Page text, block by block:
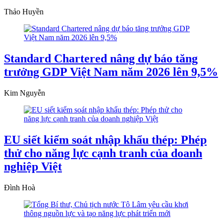
Thảo Huyền
Standard Chartered nâng dự báo tăng
trưởng GDP Việt Nam năm 2026 lên 9,5%
Kim Nguyễn
EU siết kiểm soát nhập khẩu thép: Phép
thử cho năng lực cạnh tranh của doanh
nghiệp Việt
Đình Hoà